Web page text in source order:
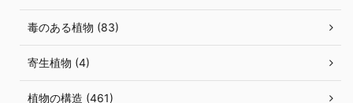
毒のある植物 (83)
寄生植物 (4)
植物の構造 (461)